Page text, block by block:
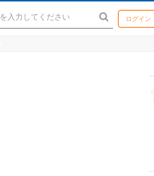
ログイン